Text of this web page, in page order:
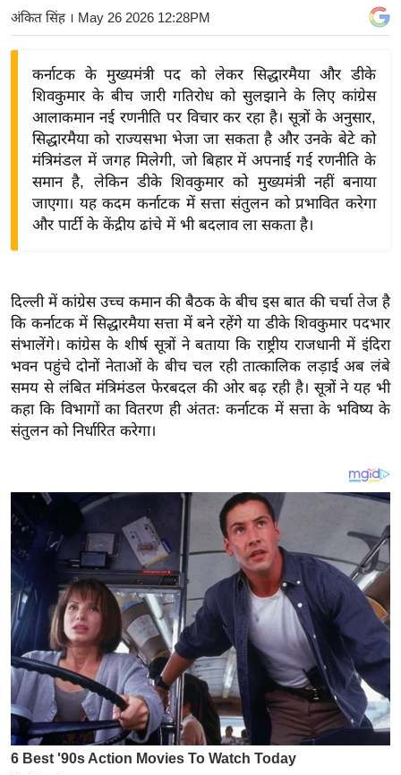
ज़
ने
द्यो
वि
ज्ञ
रा
य
ब
ज
ट
क्रि
के
ट
I
P
L
2
0
2
6
क्रा
इ
अंकित सिंह। May 26 2026 12:28PM
कर्नाटक के मुख्यमंत्री पद को लेकर सिद्धारमैया और डीके
शिवकुमार के बीच जारी गतिरोध को सुलझाने के लिए कांग्रेस
आलाकमान नई रणनीति पर विचार कर रहा है। सूत्रों के अनुसार,
सिद्धारमैया को राज्यसभा भेजा जा सकता है और उनके बेटे को
मंत्रिमंडल में जगह मिलेगी, जो बिहार में अपनाई गई रणनीति के
समान है, लेकिन डीके शिवकुमार को मुख्यमंत्री नहीं बनाया
जाएगा। यह कदम कर्नाटक में सत्ता संतुलन को प्रभावित करेगा
और पार्टी के केंद्रीय ढांचे में भी बदलाव ला सकता है।
दिल्ली में कांग्रेस उच्च कमान की बैठक के बीच इस बात की चर्चा तेज है
कि कर्नाटक में सिद्धारमैया सत्ता में बने रहेंगे या डीके शिवकुमार पदभार
संभालेंगे। कांग्रेस के शीर्ष सूत्रों ने बताया कि राष्ट्रीय राजधानी में इंदिरा
भवन पहुंचे दोनों नेताओं के बीच चल रही तात्कालिक लड़ाई अब लंबे
समय से लंबित मंत्रिमंडल फेरबदल की ओर बढ़ रही है। सूत्रों ने यह भी
कहा कि विभागों का वितरण ही अंततः कर्नाटक में सत्ता के भविष्य के
संतुलन को निर्धारित करेगा।